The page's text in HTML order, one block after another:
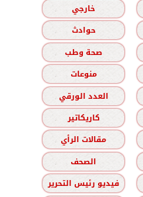
خارجي
حوادث
صحة وطب
منوعات
العدد الورقي
كاريكاتير
مقالات الرأي
الصحف
فيديو رئيس التحرير